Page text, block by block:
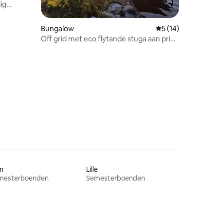
Bungalow 5 av 5 i
5 (14)
Off grid met eco flytande stuga aan prive
Lille
Semesterboenden